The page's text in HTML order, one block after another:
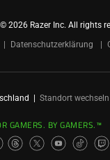
2026 Razer Inc. All rights
Datenschutzerklärung
Standort wechseln
GAMERS. BY GAMERS.™